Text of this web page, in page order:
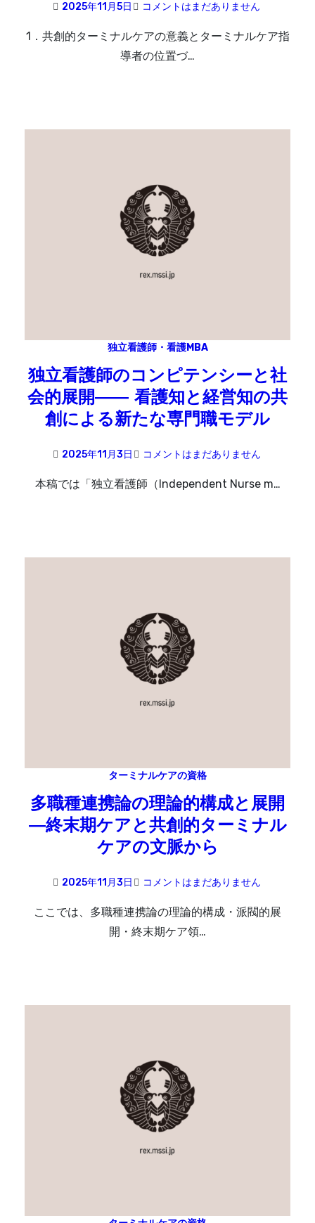
2025年11月5日 コメントはまだありません
1．共創的ターミナルケアの意義とターミナルケア指
導者の位置づ…
独立看護師・看護MBA
独立看護師のコンピテンシーと社
会的展開―― 看護知と経営知の共
創による新たな専門職モデル
2025年11月3日 コメントはまだありません
本稿では「独立看護師（Independent Nurse m…
ターミナルケアの資格
多職種連携論の理論的構成と展開
―終末期ケアと共創的ターミナル
ケアの文脈から
2025年11月3日 コメントはまだありません
ここでは、多職種連携論の理論的構成・派閥的展
開・終末期ケア領…